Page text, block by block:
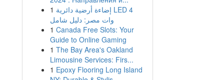
1 إضاءة أرضية دائرية LED 4
وات مصر: دليل شامل
1 Canada Free Slots: Your
Guide to Online Gaming
1 The Bay Area's Oakland
Limousine Services: Firs...
1 Epoxy Flooring Long Island